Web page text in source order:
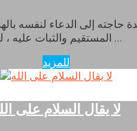
إلى الدعاء لنفسه
المستقيم والثبات عليه ، لن …
للمزيد
لا يقال السلام على